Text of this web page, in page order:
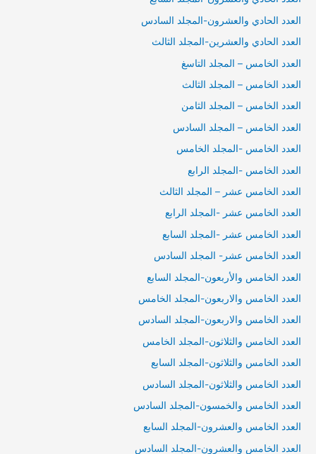
العدد الحادي والعشرون-المجلد السادس
العدد الحادي والعشرين-المجلد الثالث
العدد الخامس – المجلد التاسغ
العدد الخامس – المجلد الثالث
العدد الخامس – المجلد الثامن
العدد الخامس – المجلد السادس
العدد الخامس -المجلد الخامس
العدد الخامس -المجلد الرابع
العدد الخامس عشر – المجلد الثالث
العدد الخامس عشر -المجلد الرابع
العدد الخامس عشر -المجلد السابع
العدد الخامس عشر- المجلد السادس
العدد الخامس والأربعون-المجلد السابع
العدد الخامس والاربعون-المجلد الخامس
العدد الخامس والاربعون-المجلد السادس
العدد الخامس والثلاثون-المجلد الخامس
العدد الخامس والثلاثون-المجلد السابع
العدد الخامس والثلاثون-المجلد السادس
العدد الخامس والخمسون-المجلد السادس
العدد الخامس والعشرون-المجلد السابع
العدد الخامس والعشرون-المجلد السادس